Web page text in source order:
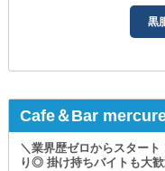
黒
Cafe＆Bar
＼業界歴ゼロからスター
り◎ 掛け持ちバイトも大歓